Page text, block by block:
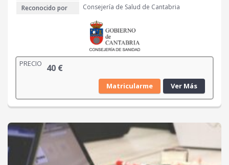
Reconocido por
Consejería de Salud de Cantabria
PRECIO 40 €
Matricularme Ver Más